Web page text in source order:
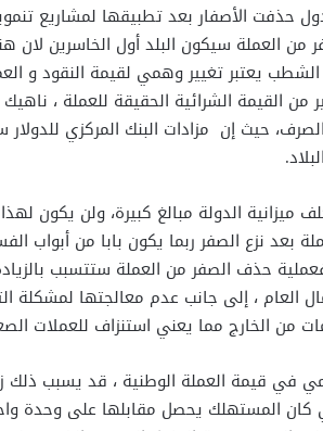
حذفت الأصفار بعد تطبيقها لمشاريع
العملة سيكون البلد أول الخاسرين لان
الشطب يعتبر تغيير وهمي لقيمة النقود
من القيمة الشرائية الحقيقة للعملة ،
حيث إن مزادات البنك المركزي
الدولة مبالغ كبيرة، ولن يكون
بعد نزع الصفر ربما يكون بابا من أبواب
عام 2004 ، فعملية حذف الصفر من العملة
العام ، إلى جانب عدم معالجتها لمشكلة
من الخارج مما يعني استنزاف للعملات
في قيمة العملة الوطنية ، قد يسبب
كان المستهلك يحصل مقابلها على وحدة